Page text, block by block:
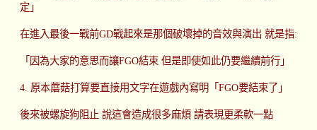
定」
在進入最後一戰前GD戰起來是那個破壞掉的音效與演出 就是指:
「因為大家的意思而讓FGO結束 但是即使如此仍要繼續前行」
4. 原本蘑菇打算要直接用文字在遊戲內寫明「FGO要結束了」
後來被螺旋狗阻止 說這會造成很多麻煩 請表現更柔軟一點